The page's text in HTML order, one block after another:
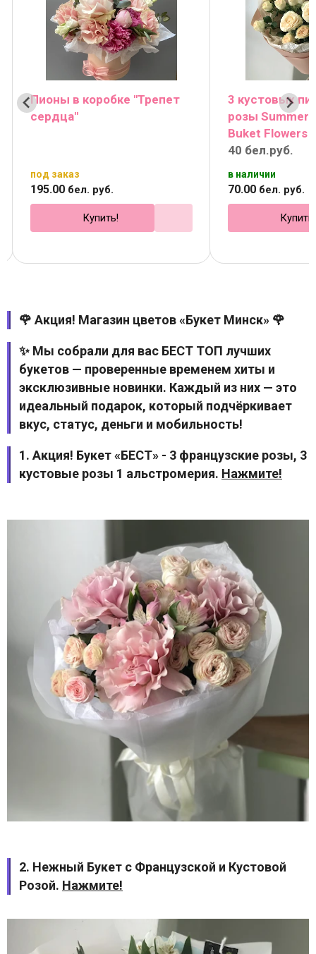
Пионы в коробке "Трепет
сердца"
под заказ
195.00 бел. руб.
Купить!
3 кустовых
розы Summer
Buket Flowers
40 бел.руб.
в наличии
70.00 бел. руб.
Купить!
🌹 Акция! Магазин цветов «Букет Минск» 🌹
✨ Мы собрали для вас БЕСТ ТОП лучших
букетов — проверенные временем хиты и
эксклюзивные новинки. Каждый из них — это
идеальный подарок, который подчёркивает
вкус, статус, деньги и мобильность!
1. Акция! Букет «БЕСТ» - 3 французские розы, 3
кустовые розы 1 альстромерия. Нажмите!
2. Нежный Букет с Французской и Кустовой
Розой. Нажмите!